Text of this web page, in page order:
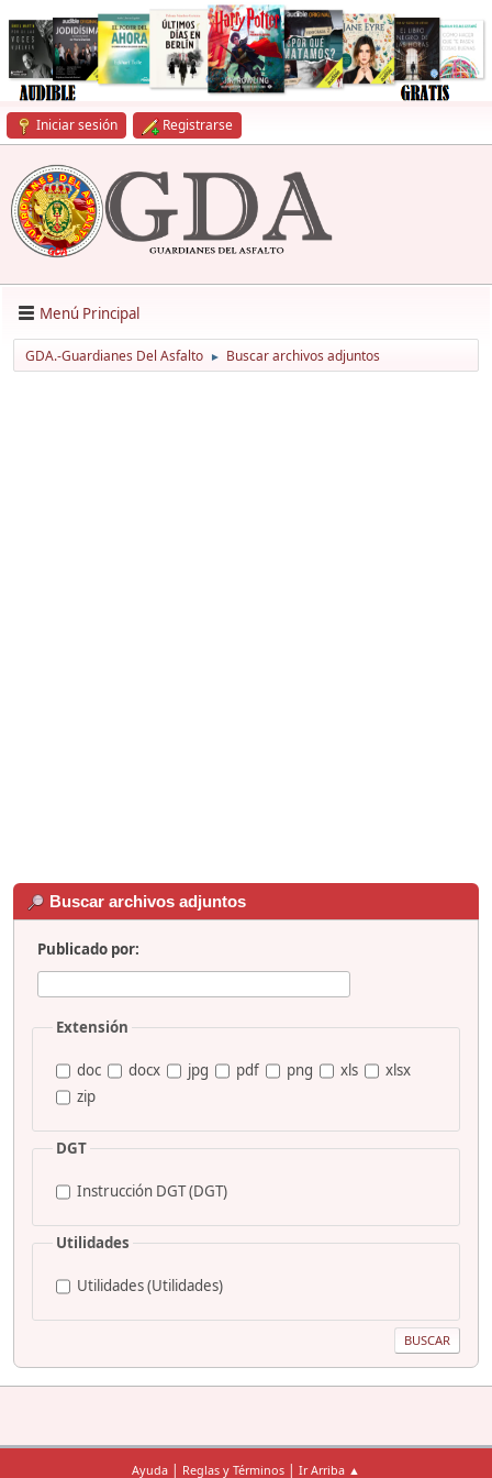
Iniciar sesión Registrarse
Menú Principal
GDA.-Guardianes Del Asfalto ► Buscar archivos adjuntos
Buscar archivos adjuntos
Publicado por:
Extensión
doc docx jpg pdf png xls
xlsx
zip
DGT
Instrucción DGT (DGT)
Utilidades
Utilidades (Utilidades)
Ayuda | Reglas y Términos | Ir Arriba ▲